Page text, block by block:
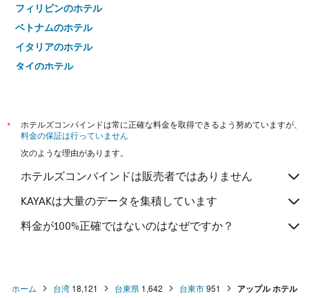
フィリピンのホテル
ベトナムのホテル
イタリアのホテル
タイのホテル
*
ホテルズコンバインドは常に正確な料金を取得できるよう努めていますが、
料金の保証は行っていません
次のような理由があります。
ホテルズコンバインドは販売者ではありません
KAYAKは大量のデータを集積しています
料金が100%正確ではないのはなぜですか？
ホーム 台湾 18,121 台東県 1,642 台東市951 アップル ホテル